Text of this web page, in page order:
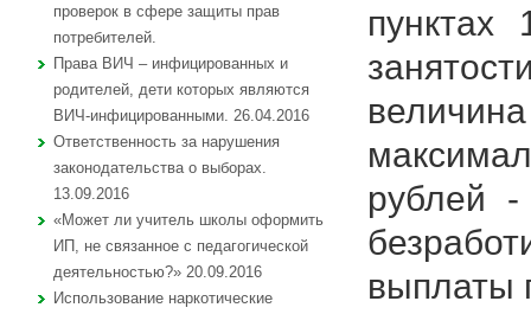
проверок в сфере защиты прав
потребителей.
Права ВИЧ – инфицированных и
родителей, дети которых являются
ВИЧ-инфицированными. 26.04.2016
Ответственность за нарушения
законодательства о выборах.
13.09.2016
«Может ли учитель школы оформить
ИП, не связанное с педагогической
деятельностью?» 20.09.2016
Использование наркотические
рублей
выплаты